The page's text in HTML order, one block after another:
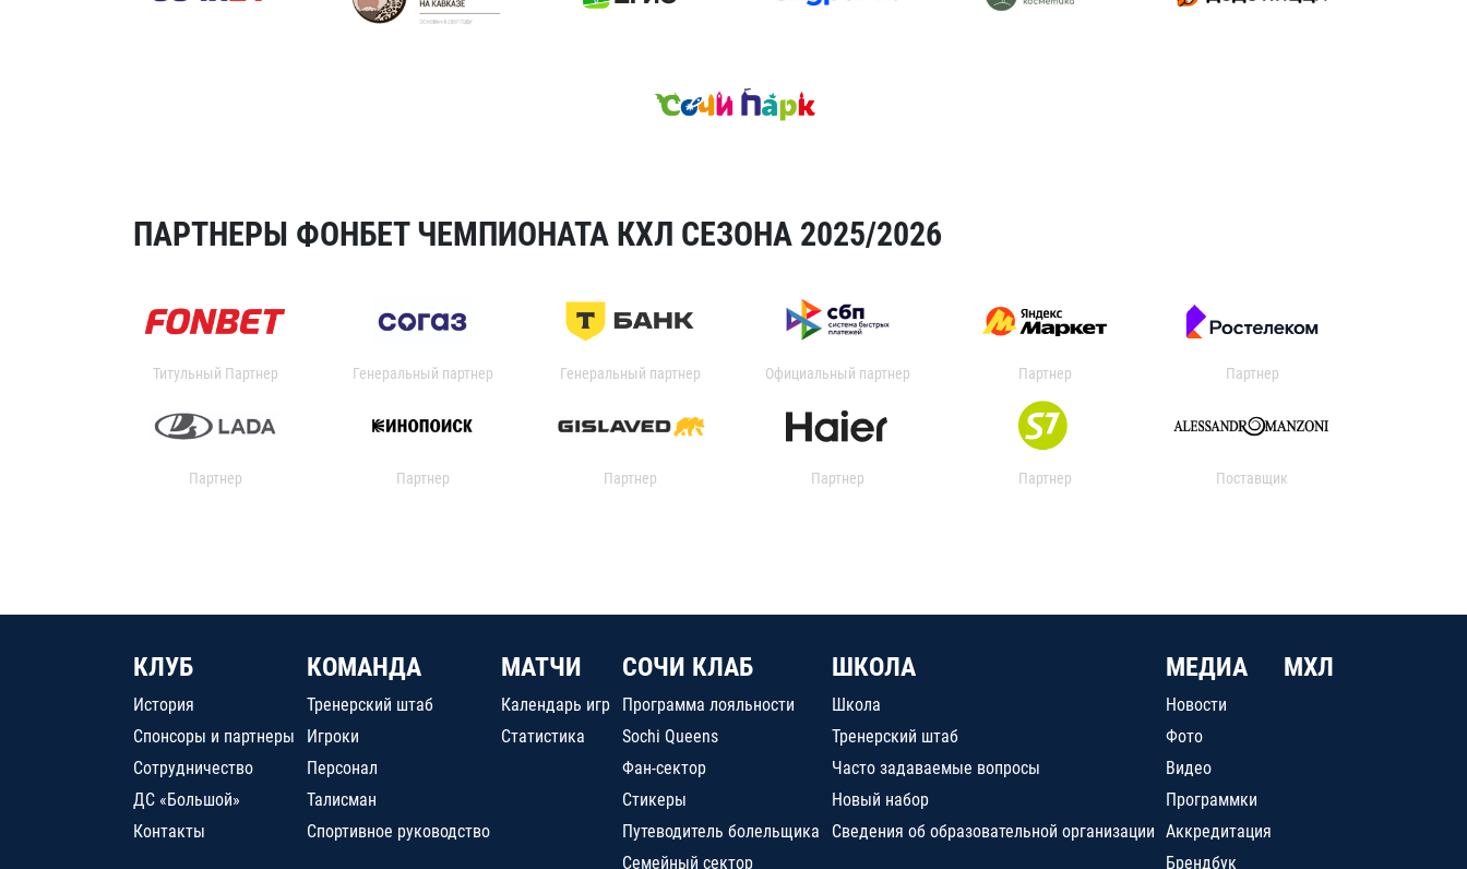
ПАРТНЕРЫ ФОНБЕТ ЧЕМПИОНАТА КХЛ СЕЗОНА 2025/2026
Титульный Партнер Генеральный партнер Генеральный партнер Официальный партнер Партнер Партнер
Партнер Партнер Партнер Партнер Партнер Поставщик
КЛУБ
История
Спонсоры и партнеры
Сотрудничество
ДС «Большой»
Контакты
КОМАНДА
Тренерский штаб
Игроки
Персонал
Талисман
Спортивное руководство
МАТЧИ
Календарь игр
Статистика
СОЧИ КЛАБ
Программа лояльности
Sochi Queens
Фан-сектор
Стикеры
Путеводитель болельщика
Семейный сектор
ШКОЛА
Школа
Тренерский штаб
Часто задаваемые вопросы
Новый набор
Сведения об образовательной организации
МЕДИА
Новости
Фото
Видео
Программки
Аккредитация
Брендбук
МХЛ